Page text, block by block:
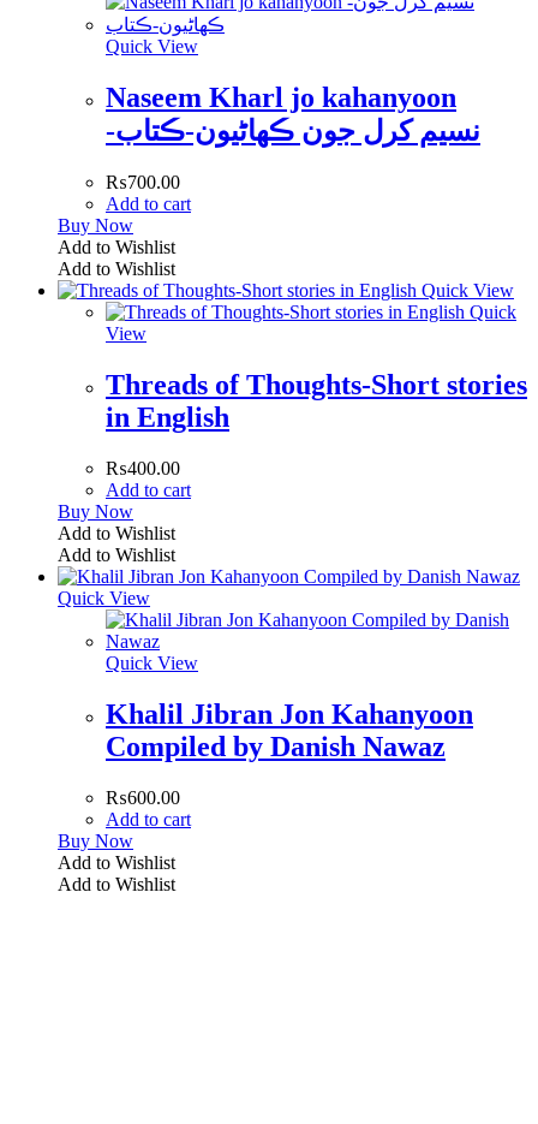
Quick View
Naseem Kharl jo kahanyoon
-نسيم کرل جون ڪھاڻيون-ڪتاب
₨700.00
Add to cart
Buy Now
Add to Wishlist
Add to Wishlist
Quick View
Quick
View
Threads of Thoughts-Short stories
in English
₨400.00
Add to cart
Buy Now
Add to Wishlist
Add to Wishlist
Quick View
Quick View
Khalil Jibran Jon Kahanyoon
Compiled by Danish Nawaz
₨600.00
Add to cart
Buy Now
Add to Wishlist
Add to Wishlist